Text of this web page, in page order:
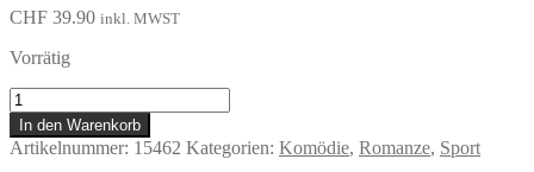
CHF 39.90 inkl. MWST
Vorrätig
Der
Love
Guru
Menge
In den Warenkorb
Artikelnummer: 15462 Kategorien: Komödie, Romanze, Sport